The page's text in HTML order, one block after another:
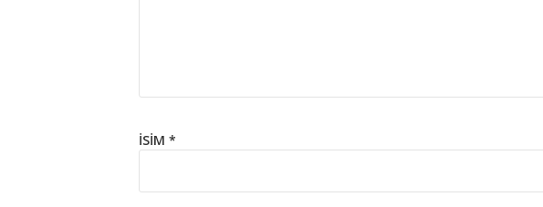
İSIM *